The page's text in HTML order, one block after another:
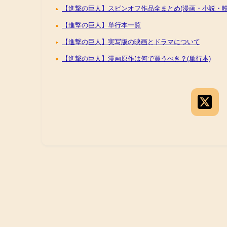
【進撃の巨人】スピンオフ作品全まとめ(漫画・小説・
【進撃の巨人】単行本一覧
【進撃の巨人】実写版の映画とドラマについて
【進撃の巨人】漫画原作は何で買うべき？(単行本)